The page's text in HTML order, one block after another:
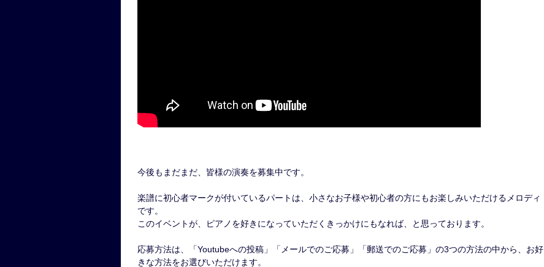
今後もまだまだ、皆様の演奏を募集中です。
楽譜に初心者マークが付いているパートは、小さなお子様や初心者の方にもお楽しみいただけるメロディ
です。
このイベントが、ピアノを好きになっていただくきっかけにもなれば、と思っております。
応募方法は、「Youtubeへの投稿」「メールでのご応募」「郵送でのご応募」の3つの方法の中から、お好
きな方法をお選びいただけます。